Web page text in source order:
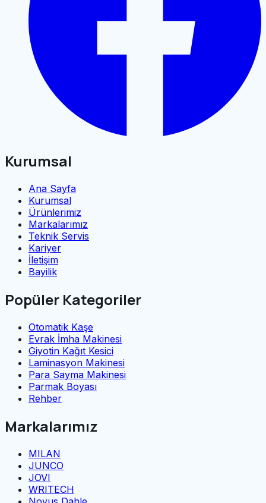
Kurumsal
Ana Sayfa
Kurumsal
Ürünlerimiz
Markalarımız
Teknik Servis
Kariyer
İletişim
Bayilik
Popüler Kategoriler
Otomatik Kaşe
Evrak İmha Makinesi
Giyotin Kağıt Kesici
Laminasyon Makinesi
Para Sayma Makinesi
Parmak Boyası
Rehber
Markalarımız
MILAN
JUNCO
JOVI
WRITECH